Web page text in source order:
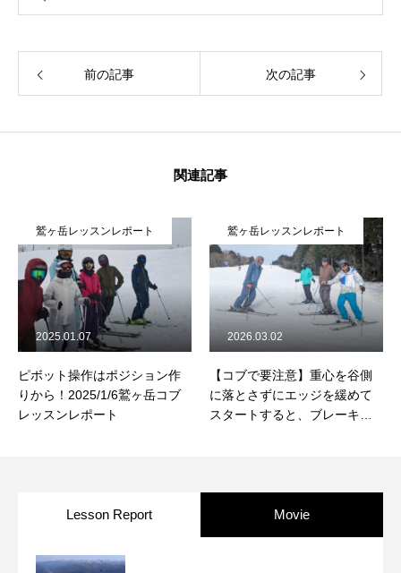
前の記事 次の記事
関連記事
鷲ヶ岳レッスンレポート
ピボット操作はポジション作
りから！2025/1/6鷲ヶ岳コブ
レッスンレポート
2025.01.07
鷲ヶ岳レッスンレポート
【コブで要注意】重心を谷側
に落とさずにエッジを緩めて
スタートすると、ブレーキの
2026.03.02
Lesson Report Movie